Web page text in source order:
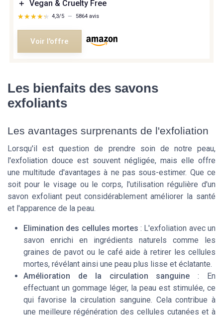
＋ Vegan & Cruelty Free
★★★★★
★★★★★ 4,3/5 — 5864 avis
Voir l'offre
Les bienfaits des savons
exfoliants
Les avantages surprenants de l'exfoliation
Lorsqu'il est question de prendre soin de notre peau,
l'exfoliation douce est souvent négligée, mais elle offre
une multitude d'avantages à ne pas sous-estimer. Que ce
soit pour le visage ou le corps, l'utilisation régulière d'un
savon exfoliant peut considérablement améliorer la santé
et l'apparence de la peau.
Elimination des cellules mortes : L'exfoliation avec un
savon enrichi en ingrédients naturels comme les
graines de pavot ou le café aide à retirer les cellules
mortes, révélant ainsi une peau plus lisse et éclatante.
Amélioration de la circulation sanguine : En
effectuant un gommage léger, la peau est stimulée, ce
qui favorise la circulation sanguine. Cela contribue à
une meilleure régénération des cellules cutanées et à